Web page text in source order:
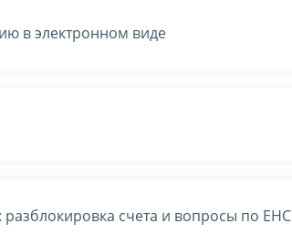
в электронном виде
счета и вопросы по ЕНС